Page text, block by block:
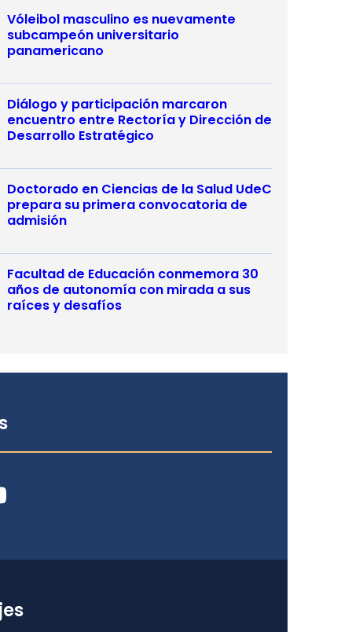
Vóleibol masculino es nuevamente
subcampeón universitario
panamericano
Diálogo y participación marcaron
encuentro entre Rectoría y Dirección de
Desarrollo Estratégico
Doctorado en Ciencias de la Salud UdeC
prepara su primera convocatoria de
admisión
Facultad de Educación conmemora 30
años de autonomía con mirada a sus
raíces y desafíos